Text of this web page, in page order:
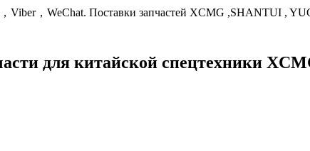
Viber，WeChat. Поставки запчастей XCMG ,SHANTUI ,
для китайской спецтехники